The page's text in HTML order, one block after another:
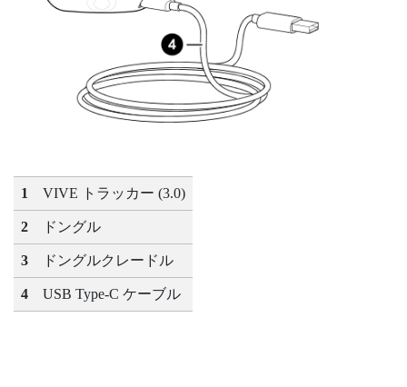
1 VIVE トラッカー (3.0)
2 ドングル
3 ドングルクレードル
4 USB Type-C ケーブル